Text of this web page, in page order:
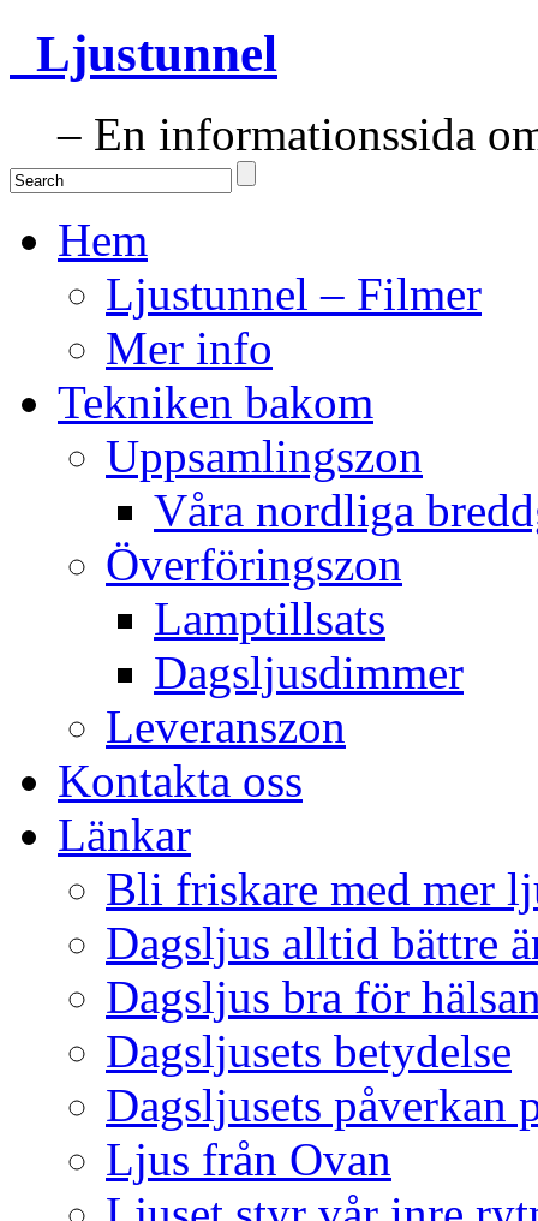
Ljustunnel
– En informationssida
Hem
Ljustunnel – Filmer
Mer info
Tekniken bakom
Uppsamlingszon
Våra nordliga
Överföringszon
Lamptillsats
Dagsljusdimmer
Leveranszon
Kontakta oss
Länkar
Bli friskare med mer
Dagsljus alltid bättre
Dagsljus bra för
Dagsljusets betydelse
Dagsljusets påverkan
Ljus från Ovan